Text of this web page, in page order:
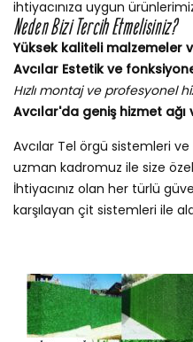
ihtiyacınıza uygun
Neden Bizi Tercih Etmelisiniz?
Yüksek kaliteli malzemeler
Avcılar Estetik ve
Hızlı montaj ve profesyonel
Avcılar'da geniş hizmet
Avcılar Tel örgü sistemleri
uzman kadromuz ile size
İhtiyacınız olan her türlü
karşılayan çit sistemleri ile